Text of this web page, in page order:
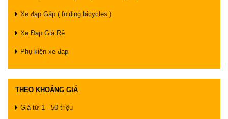
Xe đạp Gấp ( folding bicycles )
Xe Đạp Giá Rẻ
Phụ kiện xe đạp
THEO KHOẢNG GIÁ
Giá từ 1 - 50 triệu